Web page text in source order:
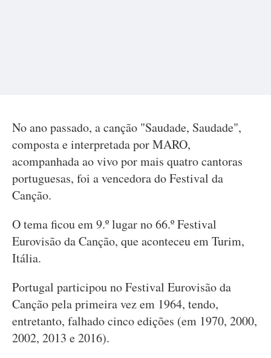
No ano passado, a canção "Saudade, Saudade",
composta e interpretada por MARO,
acompanhada ao vivo por mais quatro cantoras
portuguesas, foi a vencedora do Festival da
Canção.
O tema ficou em 9.º lugar no 66.º Festival
Eurovisão da Canção, que aconteceu em Turim,
Itália.
Portugal participou no Festival Eurovisão da
Canção pela primeira vez em 1964, tendo,
entretanto, falhado cinco edições (em 1970, 2000,
2002, 2013 e 2016).